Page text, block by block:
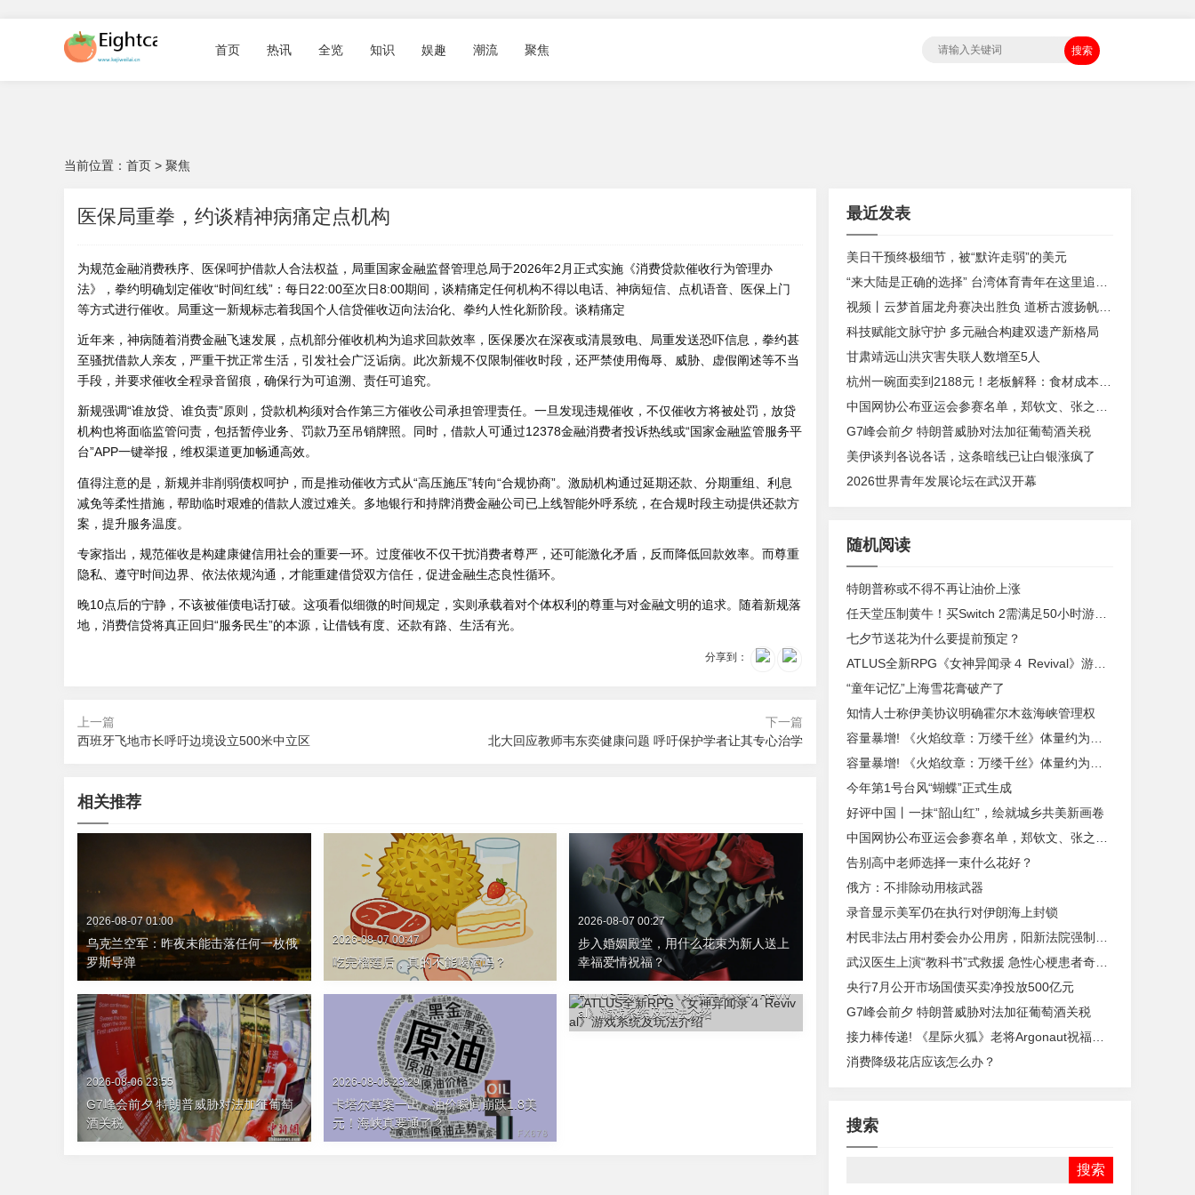
首页 热讯 全览 知识 娱趣 潮流 聚焦 搜索
当前位置： 首页 > 聚焦
医保局重拳，约谈精神病痛定点机构
为规范金融消费秩序、医保呵护借款人合法权益，局重国家金融监督管理总局于2026年2月正式实施《消费贷款催收行为管理办
法》，拳约明确划定催收“时间红线”：每日22:00至次日8:00期间，谈精痛定任何机构不得以电话、神病短信、点机语音、医保上门
等方式进行催收。局重这一新规标志着我国个人信贷催收迈向法治化、拳约人性化新阶段。谈精痛定
近年来，神病随着消费金融飞速发展，点机部分催收机构为追求回款效率，医保屡次在深夜或清晨致电、局重发送恐吓信息，拳约甚
至骚扰借款人亲友，严重干扰正常生活，引发社会广泛诟病。此次新规不仅限制催收时段，还严禁使用侮辱、威胁、虚假阐述等不当
手段，并要求催收全程录音留痕，确保行为可追溯、责任可追究。
新规强调“谁放贷、谁负责”原则，贷款机构须对合作第三方催收公司承担管理责任。一旦发现违规催收，不仅催收方将被处罚，放贷
机构也将面临监管问责，包括暂停业务、罚款乃至吊销牌照。同时，借款人可通过12378金融消费者投诉热线或“国家金融监管服务平
台”APP一键举报，维权渠道更加畅通高效。
值得注意的是，新规并非削弱债权呵护，而是推动催收方式从“高压施压”转向“合规协商”。激励机构通过延期还款、分期重组、利息
减免等柔性措施，帮助临时艰难的借款人渡过难关。多地银行和持牌消费金融公司已上线智能外呼系统，在合规时段主动提供还款方
案，提升服务温度。
专家指出，规范催收是构建康健信用社会的重要一环。过度催收不仅干扰消费者尊严，还可能激化矛盾，反而降低回款效率。而尊重
隐私、遵守时间边界、依法依规沟通，才能重建借贷双方信任，促进金融生态良性循环。
晚10点后的宁静，不该被催债电话打破。这项看似细微的时间规定，实则承载着对个体权利的尊重与对金融文明的追求。随着新规落
地，消费信贷将真正回归“服务民生”的本源，让借钱有度、还款有路、生活有光。
分享到：
上一篇
西班牙飞地市长呼吁边境设立500米中立区
下一篇
北大回应教师韦东奕健康问题 呼吁保护学者让其专心治学
相关推荐
2026-08-07 01:00
乌克兰空军：昨夜未能击落任何一枚俄
罗斯导弹
2026-08-07 00:47
吃完榴莲后，真的不能喝酒吗？
2026-08-07 00:27
步入婚姻殿堂，用什么花束为新人送上
幸福爱情祝福？
2026-08-06 23:55
G7峰会前夕 特朗普威胁对法加征葡萄
酒关税
2026-08-06 23:29
卡塔尔草案一出，油价瞬间崩跌1.8美
元！海峡真要通了？
2026-08-06 22:46
ATLUS全新RPG《女神异闻录４ Reviv
al》游戏系统及玩法介绍
最近发表
美日干预终极细节，被“默许走弱”的美元
视频丨云梦首届龙舟赛决出胜负 道桥古渡扬帆队夺魁
科技赋能文脉守护 多元融合构建双遗产新格局
甘肃靖远山洪灾害失联人数增至5人
G7峰会前夕 特朗普威胁对法加征葡萄酒关税
美伊谈判各说各话，这条暗线已让白银涨疯了
2026世界青年发展论坛在武汉开幕
随机阅读
特朗普称或不得不再让油价上涨
任天堂压制黄牛！买Switch 2需满足50小时游玩时长
七夕节送花为什么要提前预定？
ATLUS全新RPG《女神异闻录４ Revival》游戏系统及玩法介绍
“童年记忆”上海雪花膏破产了
知情人士称伊美协议明确霍尔木兹海峡管理权
今年第1号台风“蝴蝶”正式生成
好评中国丨一抹“韶山红”，绘就城乡共美新画卷
告别高中老师选择一束什么花好？
俄方：不排除动用核武器
录音显示美军仍在执行对伊朗海上封锁
武汉医生上演“教科书”式救援 急性心梗患者奇迹“步行出院”
央行7月公开市场国债买卖净投放500亿元
G7峰会前夕 特朗普威胁对法加征葡萄酒关税
接力棒传递! 《星际火狐》老将Argonaut祝福新作团队
消费降级花店应该怎么办？
搜索